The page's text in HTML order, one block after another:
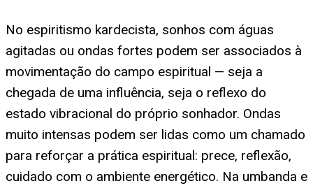
No espiritismo kardecista, sonhos com águas
agitadas ou ondas fortes podem ser associados à
movimentação do campo espiritual — seja a
chegada de uma influência, seja o reflexo do
estado vibracional do próprio sonhador. Ondas
muito intensas podem ser lidas como um chamado
para reforçar a prática espiritual: prece, reflexão,
cuidado com o ambiente energético. Na umbanda e